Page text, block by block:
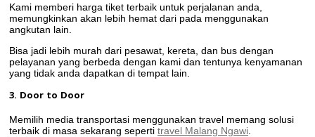
Kami memberi harga tiket terbaik untuk perjalanan anda,
memungkinkan akan lebih hemat dari pada menggunakan
angkutan lain.
Bisa jadi lebih murah dari pesawat, kereta, dan bus dengan
pelayanan yang berbeda dengan kami dan tentunya kenyamanan
yang tidak anda dapatkan di tempat lain.
3. Door to Door
Memilih media transportasi menggunakan travel memang solusi
terbaik di masa sekarang seperti travel Malang Ngawi